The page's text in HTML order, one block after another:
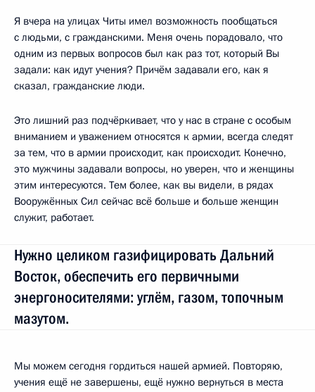
Я вчера на улицах Читы имел возможность пообщаться
с людьми, с гражданскими. Меня очень порадовало, что
одним из первых вопросов был как раз тот, который Вы
задали: как идут учения? Причём задавали его, как я
сказал, гражданские люди.
Это лишний раз подчёркивает, что у нас в стране с особым
вниманием и уважением относятся к армии, всегда следят
за тем, что в армии происходит, как происходит. Конечно,
это мужчины задавали вопросы, но уверен, что и женщины
этим интересуются. Тем более, как вы видели, в рядах
Вооружённых Сил сейчас всё больше и больше женщин
служит, работает.
Нужно целиком газифицировать Дальний
Восток, обеспечить его первичными
энергоносителями: углём, газом, топочным
мазутом.
Мы можем сегодня гордиться нашей армией. Повторяю,
учения ещё не завершены, ещё нужно вернуться в места